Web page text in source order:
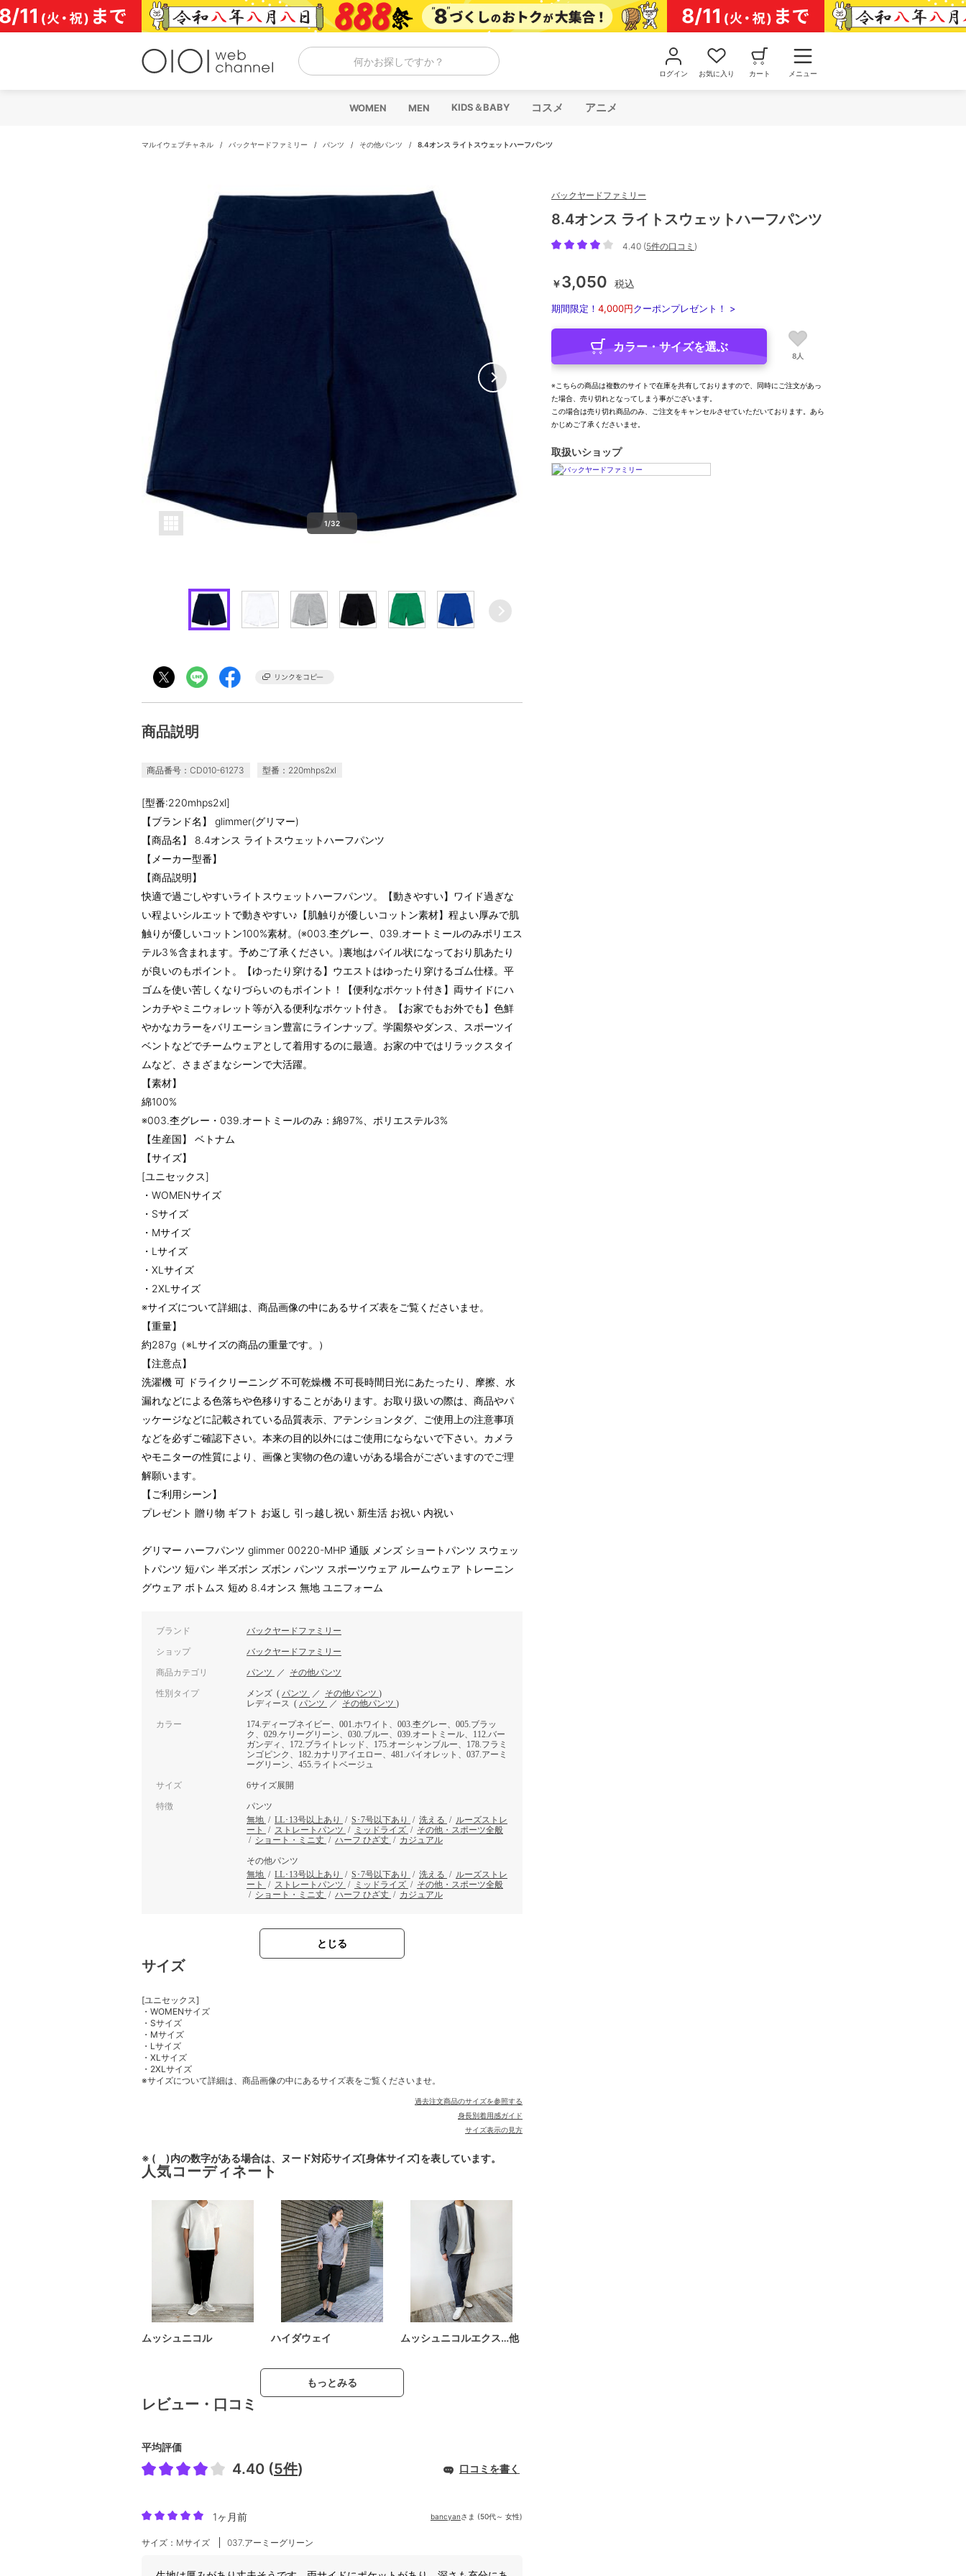
コ
ン
テ
何かお探しですか？
ログイン お気に入り カート メニュー
WOMEN MEN KIDS＆BABY コスメ アニメ
マルイウェブチャネル / バックヤードファミリー / パンツ / その他パンツ / 8.4オンス ライトスウェットハーフパンツ
1/32
商品説明
商品番号：CD010-61273 型番：220mhps2xl
[型番:220mhps2xl]
【ブランド名】 glimmer(グリマー)
【商品名】 8.4オンス ライトスウェットハーフパンツ
【メーカー型番】
【商品説明】
快適で過ごしやすいライトスウェットハーフパンツ。【動きやすい】ワイド過ぎな
い程よいシルエットで動きやすい♪【肌触りが優しいコットン素材】程よい厚みで肌
触りが優しいコットン100%素材。(※003.杢グレー、039.オートミールのみポリエス
テル3％含まれます。予めご了承ください。)裏地はパイル状になっており肌あたり
が良いのもポイント。【ゆったり穿ける】ウエストはゆったり穿けるゴム仕様。平
ゴムを使い苦しくなりづらいのもポイント！【便利なポケット付き】両サイドにハ
ンカチやミニウォレット等が入る便利なポケット付き。【お家でもお外でも】色鮮
やかなカラーをバリエーション豊富にラインナップ。学園祭やダンス、スポーツイ
ベントなどでチームウェアとして着用するのに最適。お家の中ではリラックスタイ
ムなど、さまざまなシーンで大活躍。
【素材】
綿100%
※003.杢グレー・039.オートミールのみ：綿97%、ポリエステル3%
【生産国】 ベトナム
【サイズ】
[ユニセックス]
・WOMENサイズ
・Sサイズ
・Mサイズ
・Lサイズ
・XLサイズ
・2XLサイズ
※サイズについて詳細は、商品画像の中にあるサイズ表をご覧くださいませ。
【重量】
約287g（※Lサイズの商品の重量です。）
【注意点】
洗濯機 可 ドライクリーニング 不可乾燥機 不可長時間日光にあたったり、摩擦、水
漏れなどによる色落ちや色移りすることがあります。お取り扱いの際は、商品やパ
ッケージなどに記載されている品質表示、アテンションタグ、ご使用上の注意事項
などを必ずご確認下さい。本来の目的以外にはご使用にならないで下さい。カメラ
やモニターの性質により、画像と実物の色の違いがある場合がございますのでご理
解願います。
【ご利用シーン】
プレゼント 贈り物 ギフト お返し 引っ越し祝い 新生活 お祝い 内祝い
グリマー ハーフパンツ glimmer 00220-MHP 通販 メンズ ショートパンツ スウェッ
トパンツ 短パン 半ズボン ズボン パンツ スポーツウェア ルームウェア トレーニン
グウェア ボトムス 短め 8.4オンス 無地 ユニフォーム
ブランド バックヤードファミリー
ショップ バックヤードファミリー
商品カテゴリ パンツ ／ その他パンツ
性別タイプ メンズ ( パンツ ／ その他パンツ )
レディース ( パンツ ／ その他パンツ )
カラー
174.ディープネイビー、001.ホワイト、003.杢グレー、005.ブラッ
ク、029.ケリーグリーン、030.ブルー、039.オートミール、112.バー
ガンディ、172.ブライトレッド、175.オーシャンブルー、178.フラミ
ンゴピンク、182.カナリアイエロー、481.バイオレット、037.アーミ
ーグリーン、455.ライトベージュ
サイズ 6サイズ展開
特徴
パンツ
無地 / LL･13号以上あり / S･7号以下あり / 洗える / ルーズストレ
ート
/ ストレートパンツ / ミッドライズ / その他・スポーツ全般
/ ショート・ミニ丈 / ハーフ ひざ丈 / カジュアル
その他パンツ
無地 / LL･13号以上あり / S･7号以下あり / 洗える / ルーズストレ
ート
/ ストレートパンツ / ミッドライズ / その他・スポーツ全般
/ ショート・ミニ丈 / ハーフ ひざ丈 / カジュアル
とじる
サイズ
[ユニセックス]
・WOMENサイズ
・Sサイズ
・Mサイズ
・Lサイズ
・XLサイズ
・2XLサイズ
※サイズについて詳細は、商品画像の中にあるサイズ表をご覧くださいませ。
過去注文商品のサイズを参照する
身長別着用感ガイド
サイズ表示の見方
※ ( )内の数字がある場合は、ヌード対応サイズ[身体サイズ]を表しています。
人気コーディネート
ムッシュニコル ハイダウェイ ムッシュニコルエクス…他
もっとみる
レビュー・口コミ
平均評価
4.40 (5件) 口コミを書く
1ヶ月前 bancyanさま (50代～ 女性)
サイズ：Mサイズ 037.アーミーグリーン
バックヤードファミリー
8.4オンス ライトスウェットハーフパンツ
4.40 (5件の口コミ )
￥3,050 税込
期間限定！ 4,000円クーポンプレゼント！ >
カラー・サイズを選ぶ
8人
※こちらの商品は複数のサイトで在庫を共有しておりますので、同時にご注文があっ
た場合、売り切れとなってしまう事がございます。
この場合は売り切れ商品のみ、ご注文をキャンセルさせていただいております。あら
かじめご了承くださいませ。
取扱いショップ